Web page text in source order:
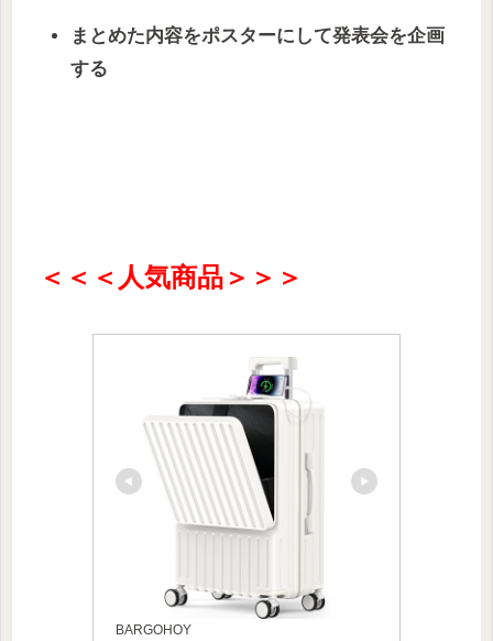
まとめた内容をポスターにして発表会を企画
する
＜＜＜人気商品＞＞＞
BARGOHOY